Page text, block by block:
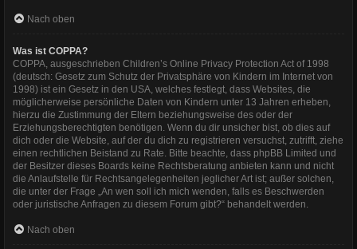
Nach oben
Was ist COPPA?
COPPA, ausgeschrieben Children’s Online Privacy Protection Act of 1998
(deutsch: Gesetz zum Schutz der Privatsphäre von Kindern im Internet von
1998) ist ein Gesetz in den USA, welches festlegt, dass Websites, die
möglicherweise persönliche Daten von Kindern unter 13 Jahren erheben,
hierzu die Zustimmung der Eltern beziehungsweise des oder der
Erziehungsberechtigten benötigen. Wenn du dir unsicher bist, ob dies auf
dich oder die Website, auf der du dich zu registrieren versuchst, zutrifft, ziehe
einen rechtlichen Beistand zu Rate. Bitte beachte, dass phpBB Limited und
der Besitzer dieses Boards keine Rechtsberatung anbieten kann und nicht
die Anlaufstelle für Rechtsangelegenheiten jeglicher Art ist; außer solchen,
die unter der Frage „An wen soll ich mich wenden, falls es Beschwerden
oder juristische Anfragen zu diesem Forum gibt?“ behandelt werden.
Nach oben